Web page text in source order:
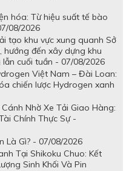
hóa: Từ hiệu suất tế bào
08/2026
tạo khu vực xung quanh Sở
hướng đến xây dựng khu
cuối tuần - 07/08/2026
Việt Nam – Đài Loan:
chiến lược Hydrogen xanh
Nhờ Xe Tải Giao Hàng:
Chính Thực Sự -
Là Gì? - 07/08/2026
Tại Shikoku Chuo: Kết
Sinh Khối Và Pin